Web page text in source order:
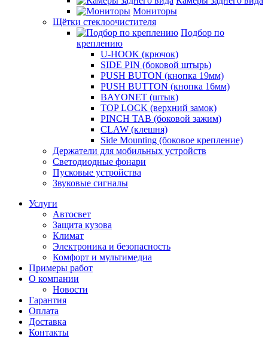
Мониторы
Щётки стеклоочистителя
Подбор по
креплению
U-HOOK (крючок)
SIDE PIN (боковой штырь)
PUSH BUTON (кнопка 19мм)
PUSH BUTTON (кнопка 16мм)
BAYONET (штык)
TOP LOCK (верхний замок)
PINCH TAB (боковой зажим)
CLAW (клешня)
Side Mounting (боковое крепление)
Держатели для мобильных устройств
Светодиодные фонари
Пусковые устройства
Звуковые сигналы
Услуги
Автосвет
Защита кузова
Климат
Электроника и безопасность
Комфорт и мультимедиа
Примеры работ
О компании
Новости
Гарантия
Оплата
Доставка
Контакты